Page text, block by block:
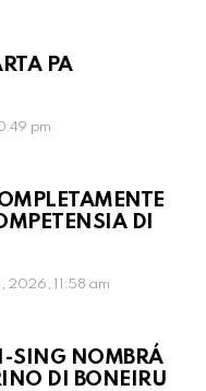
PA
pm
DI
2026, 11:58 am
SING NOMBRÁ
DI BONEIRU